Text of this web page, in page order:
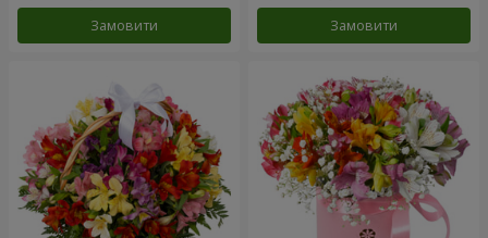
Замовити Замовити